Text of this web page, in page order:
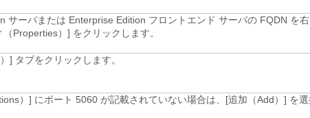
サーバまたは Enterprise Edition フロントエンド サーバの FQDN を
（Properties）] をクリックします。
] タブをクリックします。
）] にポート 5060 が記載されていない場合は、[追加（Add）] を